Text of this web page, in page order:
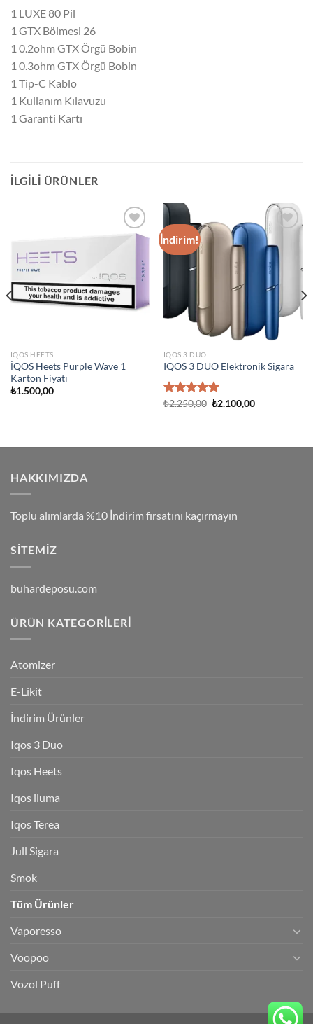
1 LUXE 80 Pil
1 GTX Bölmesi 26
1 0.2ohm GTX Örgü Bobin
1 0.3ohm GTX Örgü Bobin
1 Tip-C Kablo
1 Kullanım Kılavuzu
1 Garanti Kartı
İLGILI ÜRÜNLER
Add to
IQOS HEETS
İQOS Heets Purple Wave 1
Karton Fiyatı
₺1.500,00
İndirim!
wishlist
IQOS 3 DUO
IQOS 3 DUO Elektronik Sigara
5 üzerinden
₺2.250,00 Orijinal
₺2.100,00Şu
HAKKIMIZDA
Toplu alımlarda %10 İndirim fırsatını kaçırmayın
SITEMIZ
buhardeposu.com
ÜRÜN KATEGORILERI
Atomizer
E-Likit
İndirim Ürünler
Iqos 3 Duo
Iqos Heets
Iqos iluma
Iqos Terea
Jull Sigara
Smok
Tüm Ürünler
Vaporesso
Voopoo
Vozol Puff